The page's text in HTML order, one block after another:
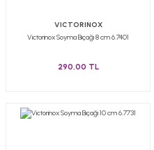
VICTORINOX
Victorinox Soyma Bıçağı 8 cm 6.7401
290,00 TL